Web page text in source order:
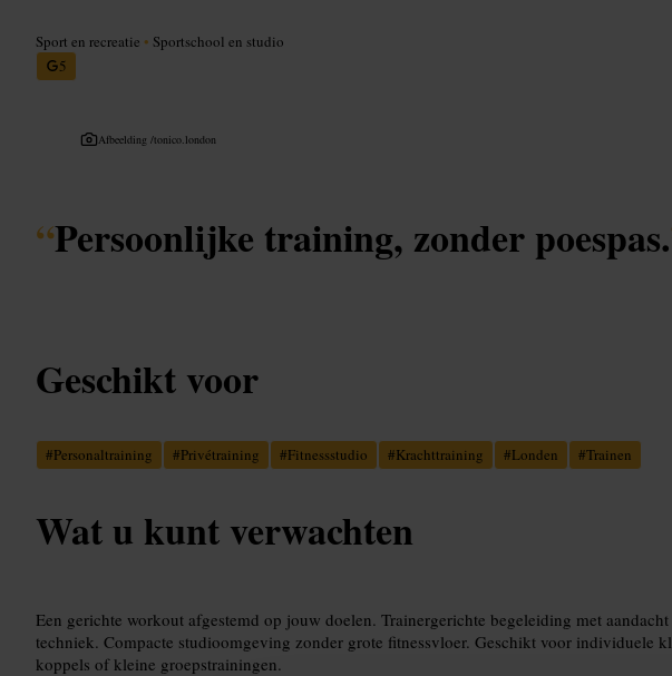
Sport en recreatie • Sportschool en studio
5
Afbeelding /tonico.london
“Persoonlijke training, zonder poespas.
Geschikt voor
#Personaltraining #Privétraining #Fitnessstudio #Krachttraining #Londen #Trainen
Wat u kunt verwachten
Een gerichte workout afgestemd op jouw doelen. Trainergerichte begeleiding met
techniek. Compacte studioomgeving zonder grote fitnessvloer. Geschikt voor individuele
koppels of kleine groepstrainingen.